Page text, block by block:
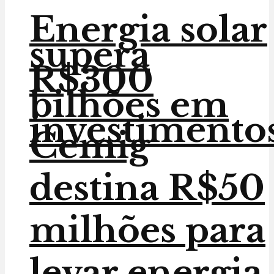
Energia solar
supera
R$300
bilhões em
Cemig
destina R$50
milhões para